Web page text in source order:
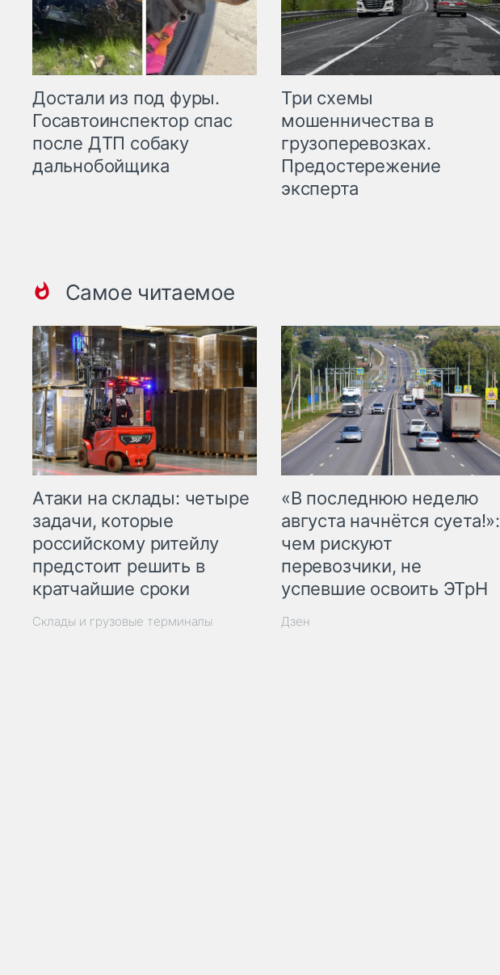
Достали из под фуры.
Госавтоинспектор спас
после ДТП собаку
дальнобойщика
Три схемы
мошенничества в
грузоперевозках.
Предостережение
эксперта
Самое читаемое
Атаки на склады: четыре
задачи, которые
российскому ритейлу
предстоит решить в
кратчайшие сроки
Склады и грузовые терминалы
«В последнюю неделю
августа начнётся суета!»:
чем рискуют
перевозчики, не
успевшие освоить ЭТрН
Дзен